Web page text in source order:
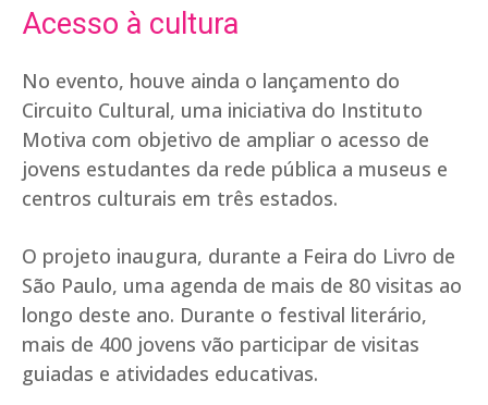
Acesso à cultura
No evento, houve ainda o lançamento do
Circuito Cultural, uma iniciativa do Instituto
Motiva com objetivo de ampliar o acesso de
jovens estudantes da rede pública a museus e
centros culturais em três estados.
O projeto inaugura, durante a Feira do Livro de
São Paulo, uma agenda de mais de 80 visitas ao
longo deste ano. Durante o festival literário,
mais de 400 jovens vão participar de visitas
guiadas e atividades educativas.